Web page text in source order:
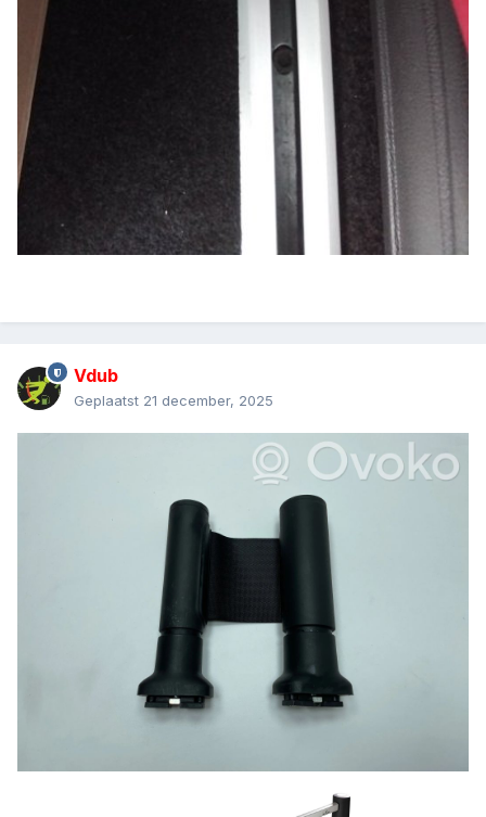
Vdub
Geplaatst 21 december, 2025